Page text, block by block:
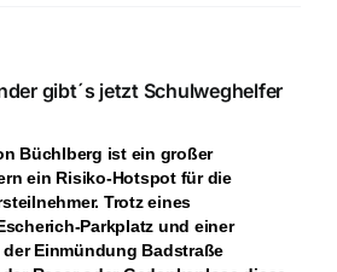
gibt´s jetzt Schulweghelfer
Büchlberg ist ein großer
ein Risiko-Hotspot für die
Trotz eines
Parkplatz und einer
Einmündung Badstraße